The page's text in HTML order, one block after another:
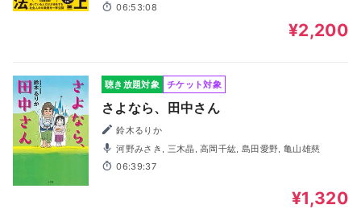
06:53:08
¥2,200
聴き放題対象 チケット対象
さよなら、田中さん
鈴木るりか
河野みさき, 三木晶, 高岡千紘, 島田愛野, 亀山雄慈
06:39:37
¥1,320